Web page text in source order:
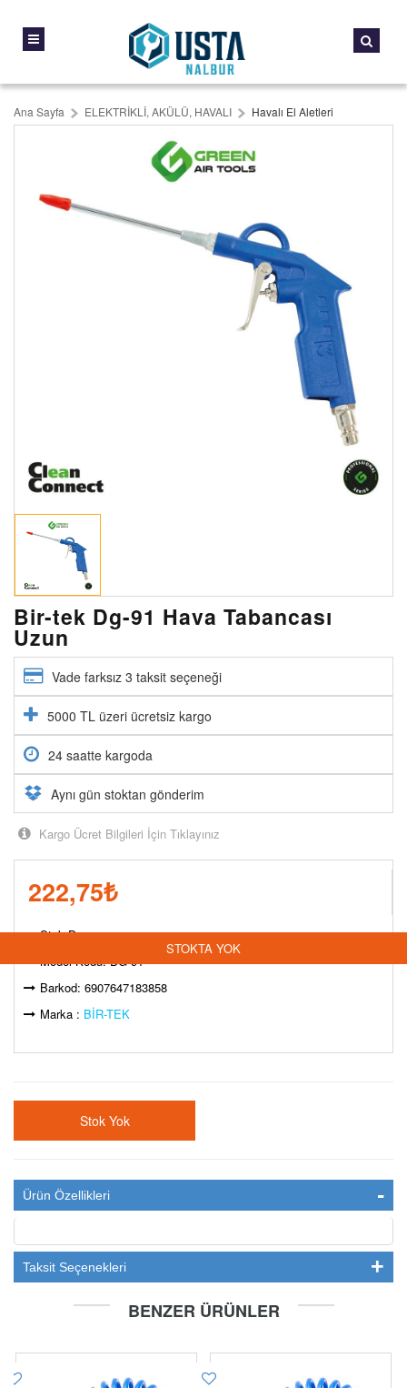
Ana Sayfa ELEKTRİKLİ, AKÜLÜ, HAVALI Havalı El Aletleri
Bir-tek Dg-91 Hava Tabancası
Uzun
Vade farksız 3 taksit seçeneği
5000 TL üzeri ücretsiz kargo
24 saatte kargoda
Aynı gün stoktan gönderim
Kargo Ücret Bilgileri İçin Tıklayınız
222,75₺
Stok Durumu:
STOKTA YOK
Model Kodu: DG-91
Barkod: 6907647183858
Marka : BİR-TEK
Stok Yok
Ürün Özellikleri
Taksit Seçenekleri
BENZER ÜRÜNLER